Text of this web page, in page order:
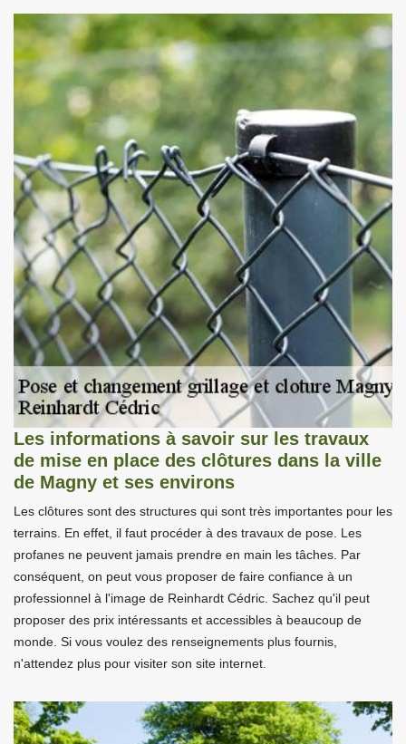
Les informations à savoir sur les travaux
de mise en place des clôtures dans la ville
de Magny et ses environs
Les clôtures sont des structures qui sont très importantes pour les
terrains. En effet, il faut procéder à des travaux de pose. Les
profanes ne peuvent jamais prendre en main les tâches. Par
conséquent, on peut vous proposer de faire confiance à un
professionnel à l'image de Reinhardt Cédric. Sachez qu'il peut
proposer des prix intéressants et accessibles à beaucoup de
monde. Si vous voulez des renseignements plus fournis,
n'attendez plus pour visiter son site internet.